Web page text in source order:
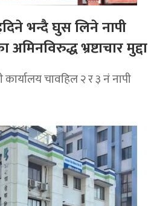
भन्दै घुस लिने नापी
भ्रष्टाचार मुद्दा
चावहिल २ र ३ नं नापी